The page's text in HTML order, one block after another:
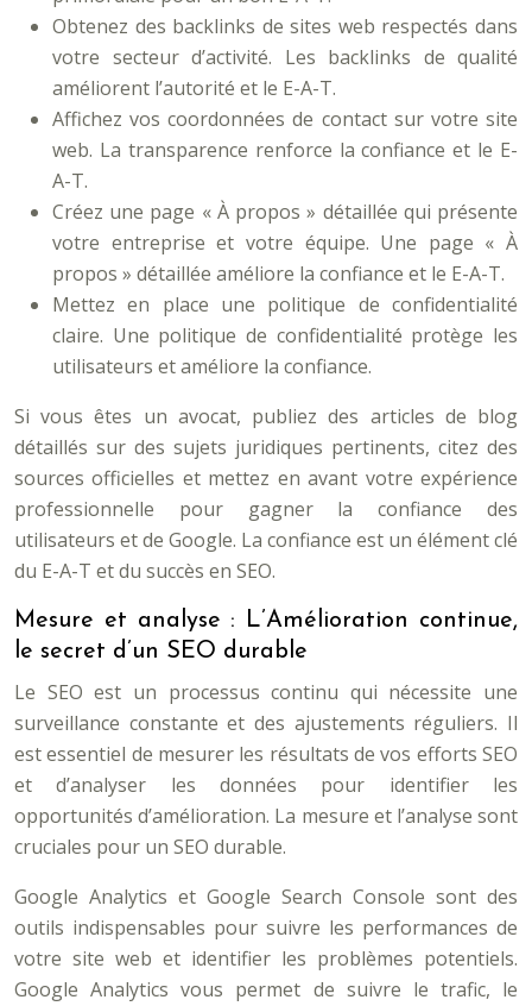
Obtenez des backlinks de sites web respectés dans
votre secteur d’activité. Les backlinks de qualité
améliorent l’autorité et le E-A-T.
Affichez vos coordonnées de contact sur votre site
web. La transparence renforce la confiance et le E-
A-T.
Créez une page « À propos » détaillée qui présente
votre entreprise et votre équipe. Une page « À
propos » détaillée améliore la confiance et le E-A-T.
Mettez en place une politique de confidentialité
claire. Une politique de confidentialité protège les
utilisateurs et améliore la confiance.
Si vous êtes un avocat, publiez des articles de blog
détaillés sur des sujets juridiques pertinents, citez des
sources officielles et mettez en avant votre expérience
professionnelle pour gagner la confiance des
utilisateurs et de Google. La confiance est un élément clé
du E-A-T et du succès en SEO.
Mesure et analyse : L’Amélioration continue,
le secret d’un SEO durable
Le SEO est un processus continu qui nécessite une
surveillance constante et des ajustements réguliers. Il
est essentiel de mesurer les résultats de vos efforts SEO
et d’analyser les données pour identifier les
opportunités d’amélioration. La mesure et l’analyse sont
cruciales pour un SEO durable.
Google Analytics et Google Search Console sont des
outils indispensables pour suivre les performances de
votre site web et identifier les problèmes potentiels.
Google Analytics vous permet de suivre le trafic, le